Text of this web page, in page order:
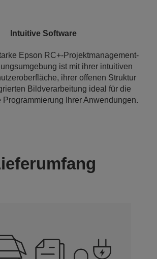
Intuitive Software
Epson RC+-Projektmanagement-
ist mit ihrer intuitiven
ihrer offenen Struktur
Bildverarbeitung ideal für die
Programmierung Ihrer Anwendungen.